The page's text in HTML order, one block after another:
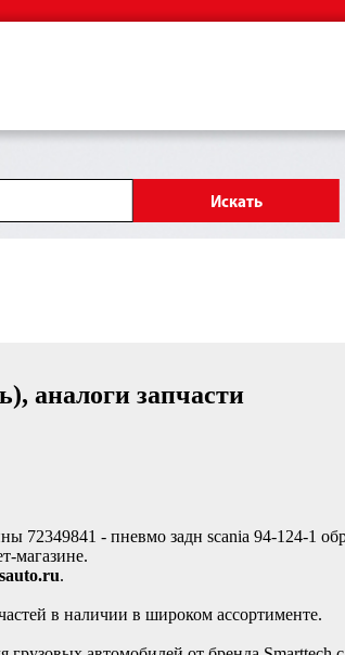
аналоги запчасти
72349841 - пневмо задн scania 94-124-1
магазине.
.
в наличии в широком ассортименте.